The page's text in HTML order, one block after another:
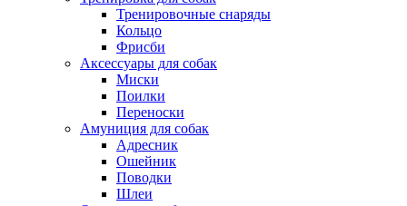
Тренировочные снаряды
Кольцо
Фрисби
Аксессуары для собак
Миски
Поилки
Переноски
Амуниция для собак
Адресник
Ошейник
Поводки
Шлеи